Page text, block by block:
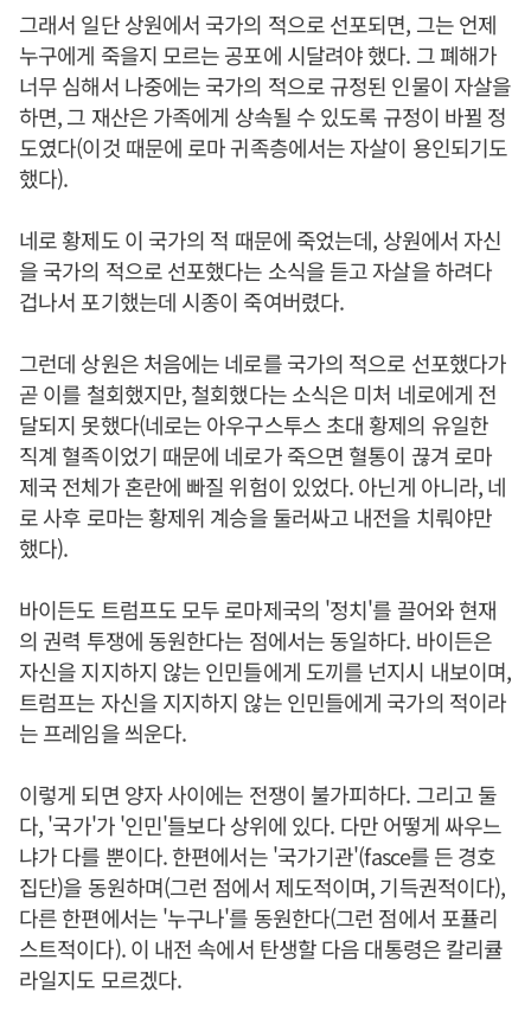
그래서 일단 상원에서 국가의 적으로 선포되면, 그는 언제
누구에게 죽을지 모르는 공포에 시달려야 했다. 그 폐해가
너무 심해서 나중에는 국가의 적으로 규정된 인물이 자살을
하면, 그 재산은 가족에게 상속될 수 있도록 규정이 바뀔 정
도였다(이것 때문에 로마 귀족층에서는 자살이 용인되기도
했다).
네로 황제도 이 국가의 적 때문에 죽었는데, 상원에서 자신
을 국가의 적으로 선포했다는 소식을 듣고 자살을 하려다
겁나서 포기했는데 시종이 죽여버렸다.
그런데 상원은 처음에는 네로를 국가의 적으로 선포했다가
곧 이를 철회했지만, 철회했다는 소식은 미처 네로에게 전
달되지 못했다(네로는 아우구스투스 초대 황제의 유일한
직계 혈족이었기 때문에 네로가 죽으면 혈통이 끊겨 로마
제국 전체가 혼란에 빠질 위험이 있었다. 아닌게 아니라, 네
로 사후 로마는 황제위 계승을 둘러싸고 내전을 치뤄야만
했다).
바이든도 트럼프도 모두 로마제국의 '정치'를 끌어와 현재
의 권력 투쟁에 동원한다는 점에서는 동일하다. 바이든은
자신을 지지하지 않는 인민들에게 도끼를 넌지시 내보이며,
트럼프는 자신을 지지하지 않는 인민들에게 국가의 적이라
는 프레임을 씌운다.
이렇게 되면 양자 사이에는 전쟁이 불가피하다. 그리고 둘
다, '국가'가 '인민'들보다 상위에 있다. 다만 어떻게 싸우느
냐가 다를 뿐이다. 한편에서는 '국가기관'(fasce를 든 경호
집단)을 동원하며(그런 점에서 제도적이며, 기득권적이다),
다른 한편에서는 '누구나'를 동원한다(그런 점에서 포퓰리
스트적이다). 이 내전 속에서 탄생할 다음 대통령은 칼리큘
라일지도 모르겠다.